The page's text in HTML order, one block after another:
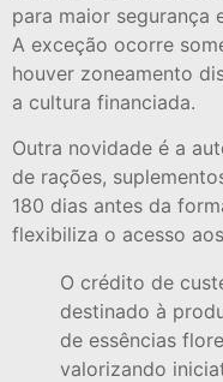
para maior segurança
A exceção ocorre
houver zoneamento
a cultura financiada.
Outra novidade é a
de rações,
180 dias antes da
flexibiliza o acesso
O crédito de
destinado à
de essências
valorizando